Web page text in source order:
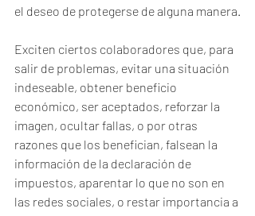
el deseo de protegerse de alguna manera.
Exciten ciertos colaboradores que, para
salir de problemas, evitar una situación
indeseable, obtener beneficio
económico, ser aceptados, reforzar la
imagen, ocultar fallas, o por otras
razones que los benefician, falsean la
información de la declaración de
impuestos, aparentar lo que no son en
las redes sociales, o restar importancia a